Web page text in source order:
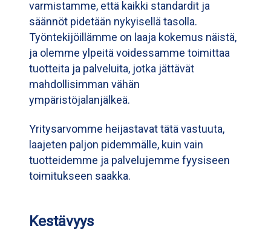
varmistamme, että kaikki standardit ja
säännöt pidetään nykyisellä tasolla.
Työntekijöillämme on laaja kokemus näistä,
ja olemme ylpeitä voidessamme toimittaa
tuotteita ja palveluita, jotka jättävät
mahdollisimman vähän
ympäristöjalanjälkeä.
Yritysarvomme heijastavat tätä vastuuta,
laajeten paljon pidemmälle, kuin vain
tuotteidemme ja palvelujemme fyysiseen
toimitukseen saakka.
Kestävyys